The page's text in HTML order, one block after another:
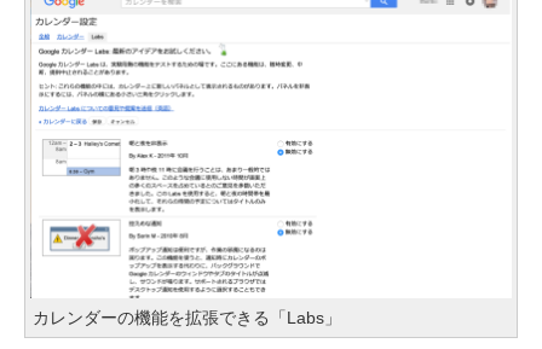
カレンダーの機能を拡張できる「Labs」